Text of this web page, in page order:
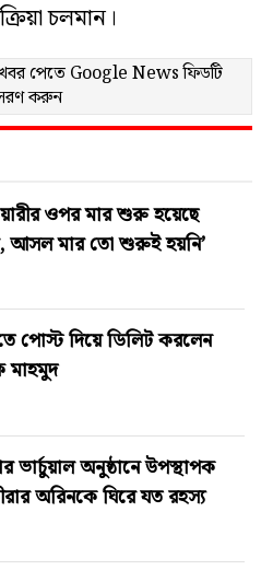
চলমান।
পেতে Google Newsফিডটি
করুন
ওপর মার শুরু হয়েছে
আসল মার তো শুরুই হয়নি’
পোস্ট দিয়ে ডিলিট করলেন
ভার্চুয়াল অনুষ্ঠানে উপস্থাপক
অরিনকে ঘিরে যত রহস্য